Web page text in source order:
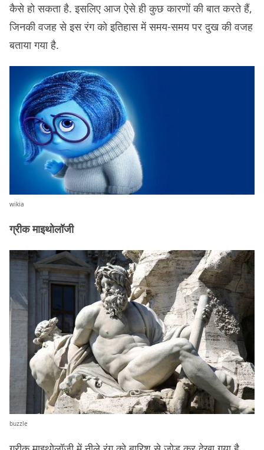
कैसे हो सकता है. इसलिए आज ऐसे ही कुछ कारणों की बात करते हैं,
जिनकी वजह से इस रंग को इतिहास में समय-समय पर दुख की वजह
बताया गया है.
wikia
ग्रीक माइथोलॉजी
buzzle